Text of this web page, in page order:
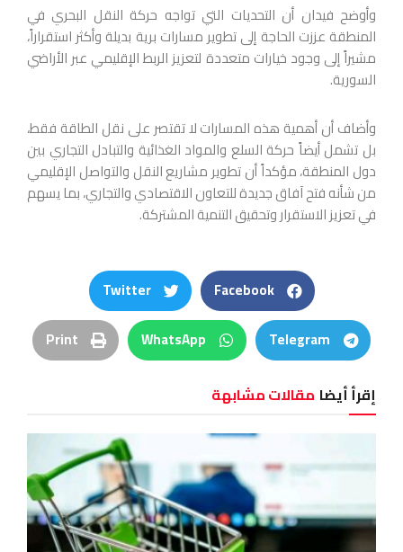
وأوضح فيدان أن التحديات التي تواجه حركة النقل البحري في
المنطقة عززت الحاجة إلى تطوير مسارات برية بديلة وأكثر استقراراً،
مشيراً إلى وجود خيارات متعددة لتعزيز الربط الإقليمي عبر الأراضي
السورية.
وأضاف أن أهمية هذه المسارات لا تقتصر على نقل الطاقة فقط،
بل تشمل أيضاً حركة السلع والمواد الغذائية والتبادل التجاري بين
دول المنطقة، مؤكداً أن تطوير مشاريع النقل والتواصل الإقليمي
من شأنه فتح آفاق جديدة للتعاون الاقتصادي والتجاري، بما يسهم
في تعزيز الاستقرار وتحقيق التنمية المشتركة.
Facebook
Twitter
Telegram
WhatsApp
Print
إقرأ أيضا مقالات مشابهة